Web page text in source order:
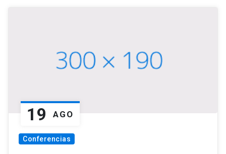
19 AGO
Conferencias